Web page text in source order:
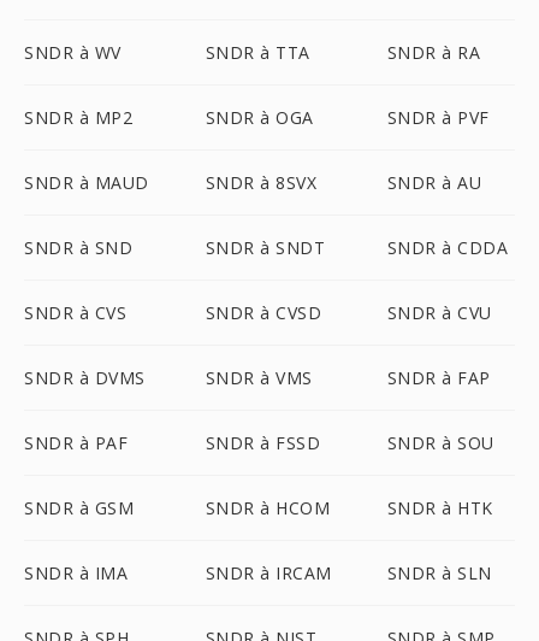
SNDR à WV SNDR à TTA SNDR à RA
SNDR à MP2 SNDR à OGA SNDR à PVF
SNDR à MAUD SNDR à 8SVX SNDR à AU
SNDR à SND SNDR à SNDT SNDR à CDDA
SNDR à CVS SNDR à CVSD SNDR à CVU
SNDR à DVMS SNDR à VMS SNDR à FAP
SNDR à PAF SNDR à FSSD SNDR à SOU
SNDR à GSM SNDR à HCOM SNDR à HTK
SNDR à IMA SNDR à IRCAM SNDR à SLN